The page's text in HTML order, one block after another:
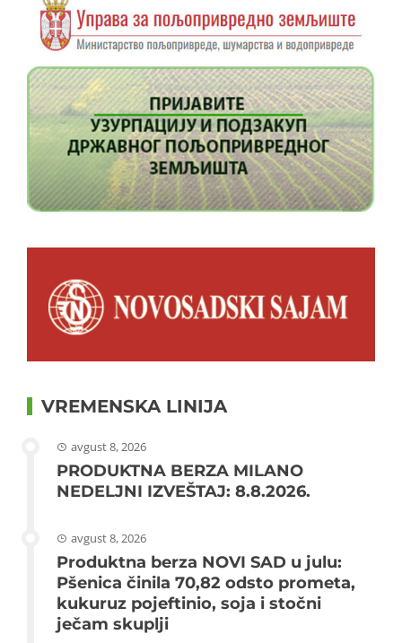
VREMENSKA LINIJA
avgust 8, 2026
PRODUKTNA BERZA MILANO
NEDELJNI IZVEŠTAJ: 8.8.2026.
avgust 8, 2026
Produktna berza NOVI SAD u julu:
Pšenica činila 70,82 odsto prometa,
kukuruz pojeftinio, soja i stočni
ječam skuplji